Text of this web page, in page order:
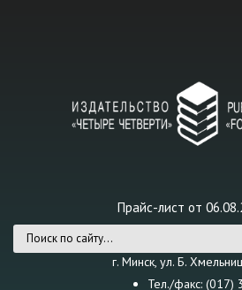
Прайс-лист от
Форма поискаг. Минск, ул. Б.
Тел./факс: (017)